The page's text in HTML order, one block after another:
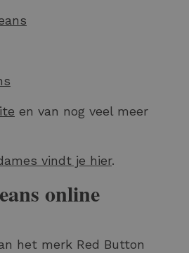
en van nog veel meer
vindt je hier.
online
het merk Red Button